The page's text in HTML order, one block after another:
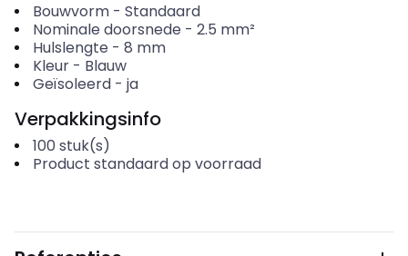
Bouwvorm- Standaard
Nominale doorsnede - 2.5 mm²
Hulslengte - 8 mm
Kleur- Blauw
Geïsoleerd- ja
Verpakkingsinfo
100 stuk(s)
Product standaard op voorraad